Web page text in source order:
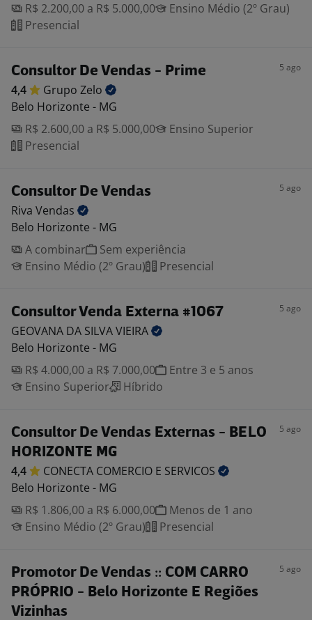
R$ 2.200,00 a R$ 5.000,00
Ensino Médio (2º Grau)
Presencial
Consultor De Vendas - Prime 5 ago
4,4 Grupo Zelo
Belo Horizonte - MG
R$ 2.600,00 a R$ 5.000,00
Ensino Superior
Presencial
Consultor De Vendas 5 ago
Riva Vendas
Belo Horizonte - MG
A combinar
Sem experiência
Ensino Médio (2º Grau)
Presencial
Consultor Venda Externa #1067 5 ago
GEOVANA DA SILVAVIEIRA
Belo Horizonte - MG
R$ 4.000,00 a R$ 7.000,00
Entre 3 e 5 anos
Ensino Superior
Híbrido
Consultor De Vendas Externas - BELO
HORIZONTE MG
5 ago
4,4 CONECTA COMERCIO E SERVICOS
Belo Horizonte - MG
R$ 1.806,00 a R$ 6.000,00
Menos de 1 ano
Ensino Médio (2º Grau)
Presencial
Promotor De Vendas :: COM CARRO
PRÓPRIO - Belo Horizonte E Regiões
Vizinhas
5 ago